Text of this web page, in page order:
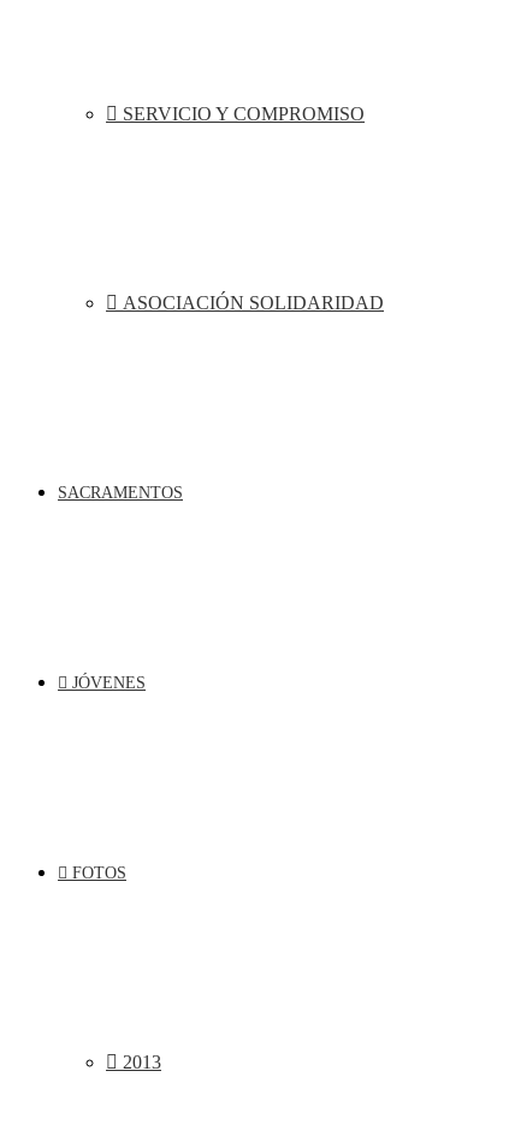
SERVICIO Y COMPROMISO
ASOCIACIÓN SOLIDARIDAD
SACRAMENTOS
JÓVENES
FOTOS
2013